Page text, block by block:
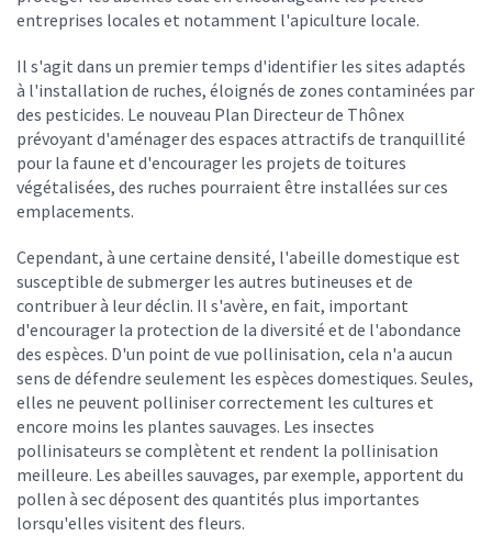
entreprises locales et notamment l'apiculture locale.
Il s'agit dans un premier temps d'identifier les sites adaptés
à l'installation de ruches, éloignés de zones contaminées par
des pesticides. Le nouveau Plan Directeur de Thônex
prévoyant d'aménager des espaces attractifs de tranquillité
pour la faune et d'encourager les projets de toitures
végétalisées, des ruches pourraient être installées sur ces
emplacements.
Cependant, à une certaine densité, l'abeille domestique est
susceptible de submerger les autres butineuses et de
contribuer à leur déclin. Il s'avère, en fait, important
d'encourager la protection de la diversité et de l'abondance
des espèces. D'un point de vue pollinisation, cela n'a aucun
sens de défendre seulement les espèces domestiques. Seules,
elles ne peuvent polliniser correctement les cultures et
encore moins les plantes sauvages. Les insectes
pollinisateurs se complètent et rendent la pollinisation
meilleure. Les abeilles sauvages, par exemple, apportent du
pollen à sec déposent des quantités plus importantes
lorsqu'elles visitent des fleurs.